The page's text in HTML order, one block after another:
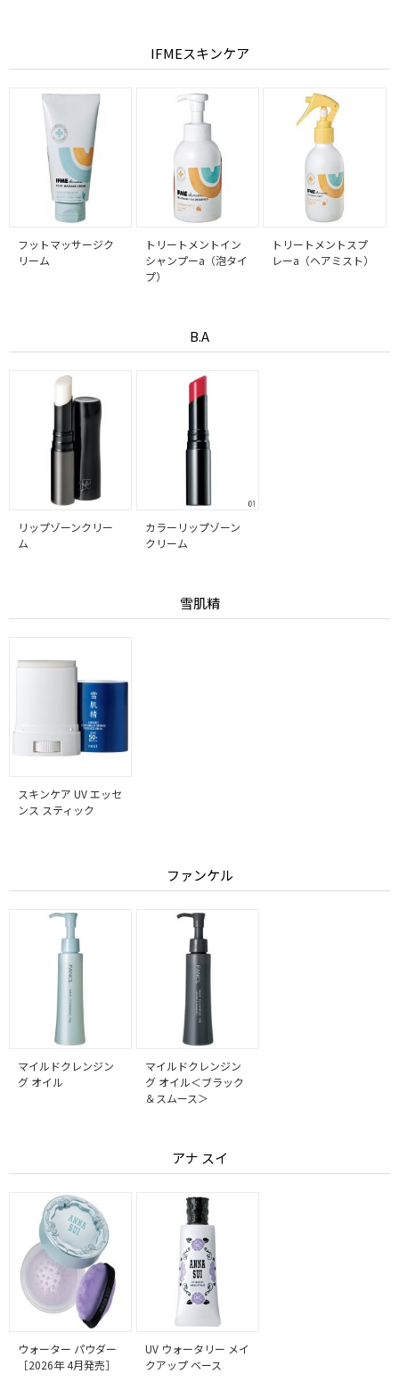
IFMEスキンケア
フットマッサージク
リーム
トリートメントイン
シャンプーa（泡タイ
プ）
トリートメントスプ
レーa（ヘアミスト）
B.A
リップゾーンクリー
ム
カラーリップゾーン
クリーム
雪肌精
スキンケア UV エッセ
ンス スティック
ファンケル
マイルドクレンジン
グ オイル
マイルドクレンジン
グ オイル＜ブラック
＆スムース＞
アナ スイ
ウォーター パウダー
［2026年 4月発売］
UV ウォータリー メイ
クアップ ベース